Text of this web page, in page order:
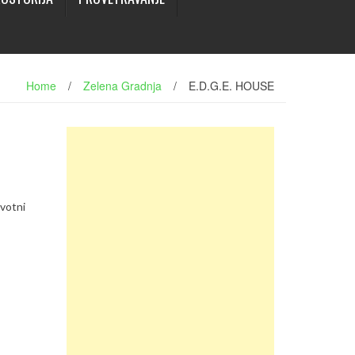
Home / Zelena Gradnja / E.D.G.E. HOUSE